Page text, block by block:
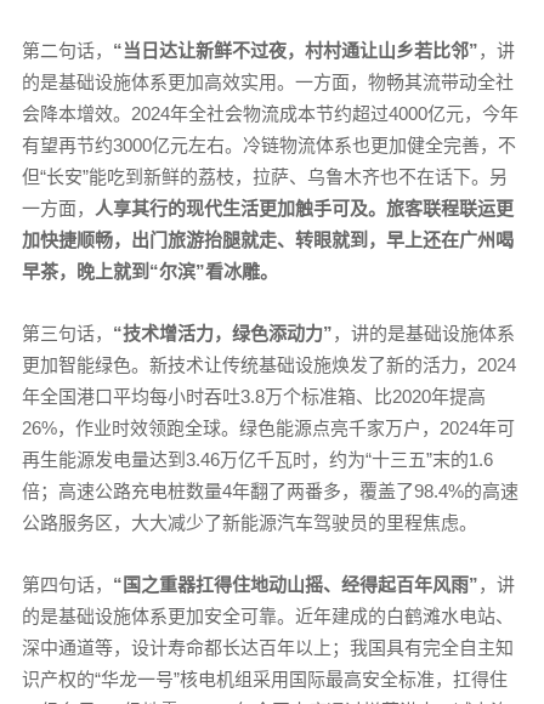
第二句话， “当日达让新鲜不过夜，村村通让山乡若比邻”，讲
的是基础设施体系更加高效实用。一方面，物畅其流带动全社
会降本增效。2024年全社会物流成本节约超过4000亿元，今年
有望再节约3000亿元左右。冷链物流体系也更加健全完善，不
但“长安”能吃到新鲜的荔枝，拉萨、乌鲁木齐也不在话下。另
一方面，
人享其行的现代生活更加触手可及。 旅客联程联运更
加快捷顺畅，出门旅游抬腿就走、转眼就到，早上还在广州喝
早茶，晚上就到“尔滨”看冰雕。
第三句话， “技术增活力，绿色添动力”，讲的是基础设施体系
更加智能绿色。新技术让传统基础设施焕发了新的活力，2024
年全国港口平均每小时吞吐3.8万个标准箱、比2020年提高
26%，作业时效领跑全球。绿色能源点亮千家万户，2024年可
再生能源发电量达到3.46万亿千瓦时，约为“十三五”末的1.6
倍；高速公路充电桩数量4年翻了两番多，覆盖了98.4%的高速
公路服务区，大大减少了新能源汽车驾驶员的里程焦虑。
第四句话， “国之重器扛得住地动山摇、经得起百年风雨”，讲
的是基础设施体系更加安全可靠。近年建成的白鹤滩水电站、
深中通道等，设计寿命都长达百年以上；我国具有完全自主知
识产权的“华龙一号”核电机组采用国际最高安全标准，扛得住